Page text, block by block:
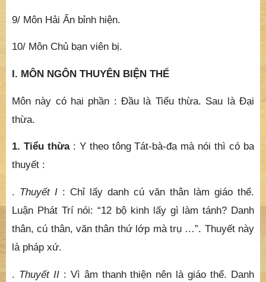
9/ Môn Hải Ấn bỉnh hiện.
10/ Môn Chủ bạn viên bị.
I. MÔN NGÔN THUYÊN BIỆN THỂ
Môn này có hai phần : Đầu là Tiểu thừa. Sau là Đại
thừa.
1. Tiểu thừa: Y theo tông Tát-bà-đa mà nói thì có ba
thuyết :
. Thuyết I : Chỉ lấy danh cú văn thân làm giáo thể.
Luận Phát Trí nói: “12 bộ kinh lấy gì làm tánh? Danh
thân, cú thân, văn thân thứ lớp mà trụ …”. Thuyết này
là pháp xứ.
. Thuyết II: Vì âm thanh thiện nên là giáo thể. Danh